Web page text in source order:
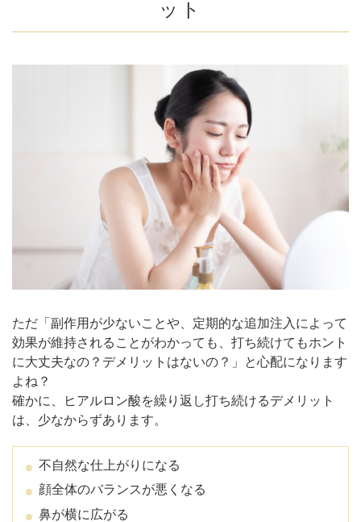
ット
ただ「副作用が少ないことや、定期的な追加注入によって
効果が維持されることがわかっても、打ち続けてもホント
に大丈夫なの？デメリットはないの？」と心配になります
よね？
確かに、ヒアルロン酸を繰り返し打ち続けるデメリット
は、少なからずあります。
不自然な仕上がりになる
顔全体のバランスが悪くなる
鼻が横に広がる